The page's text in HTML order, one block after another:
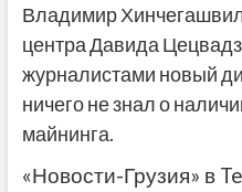
Владимир
центра Давида
журналистами новый
ничего не знал о
майнинга.
«Новости-Грузия» в